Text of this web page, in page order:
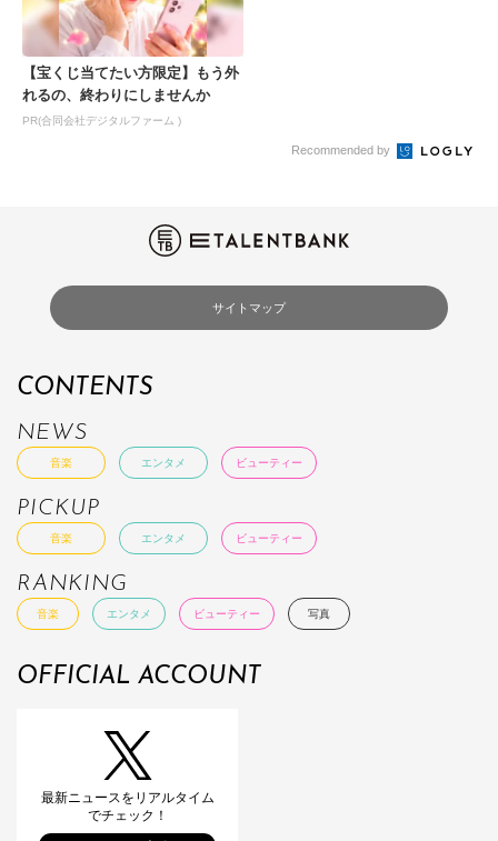
【宝くじ当てたい方限定】もう外
れるの、終わりにしませんか
PR(合同会社デジタルファーム )
Recommended by
サイトマップ
CONTENTS
NEWS
音楽 エンタメ ビューティー
PICKUP
音楽 エンタメ ビューティー
RANKING
音楽 エンタメ ビューティー 写真
OFFICIAL ACCOUNT
最新ニュースをリアルタイム
でチェック！